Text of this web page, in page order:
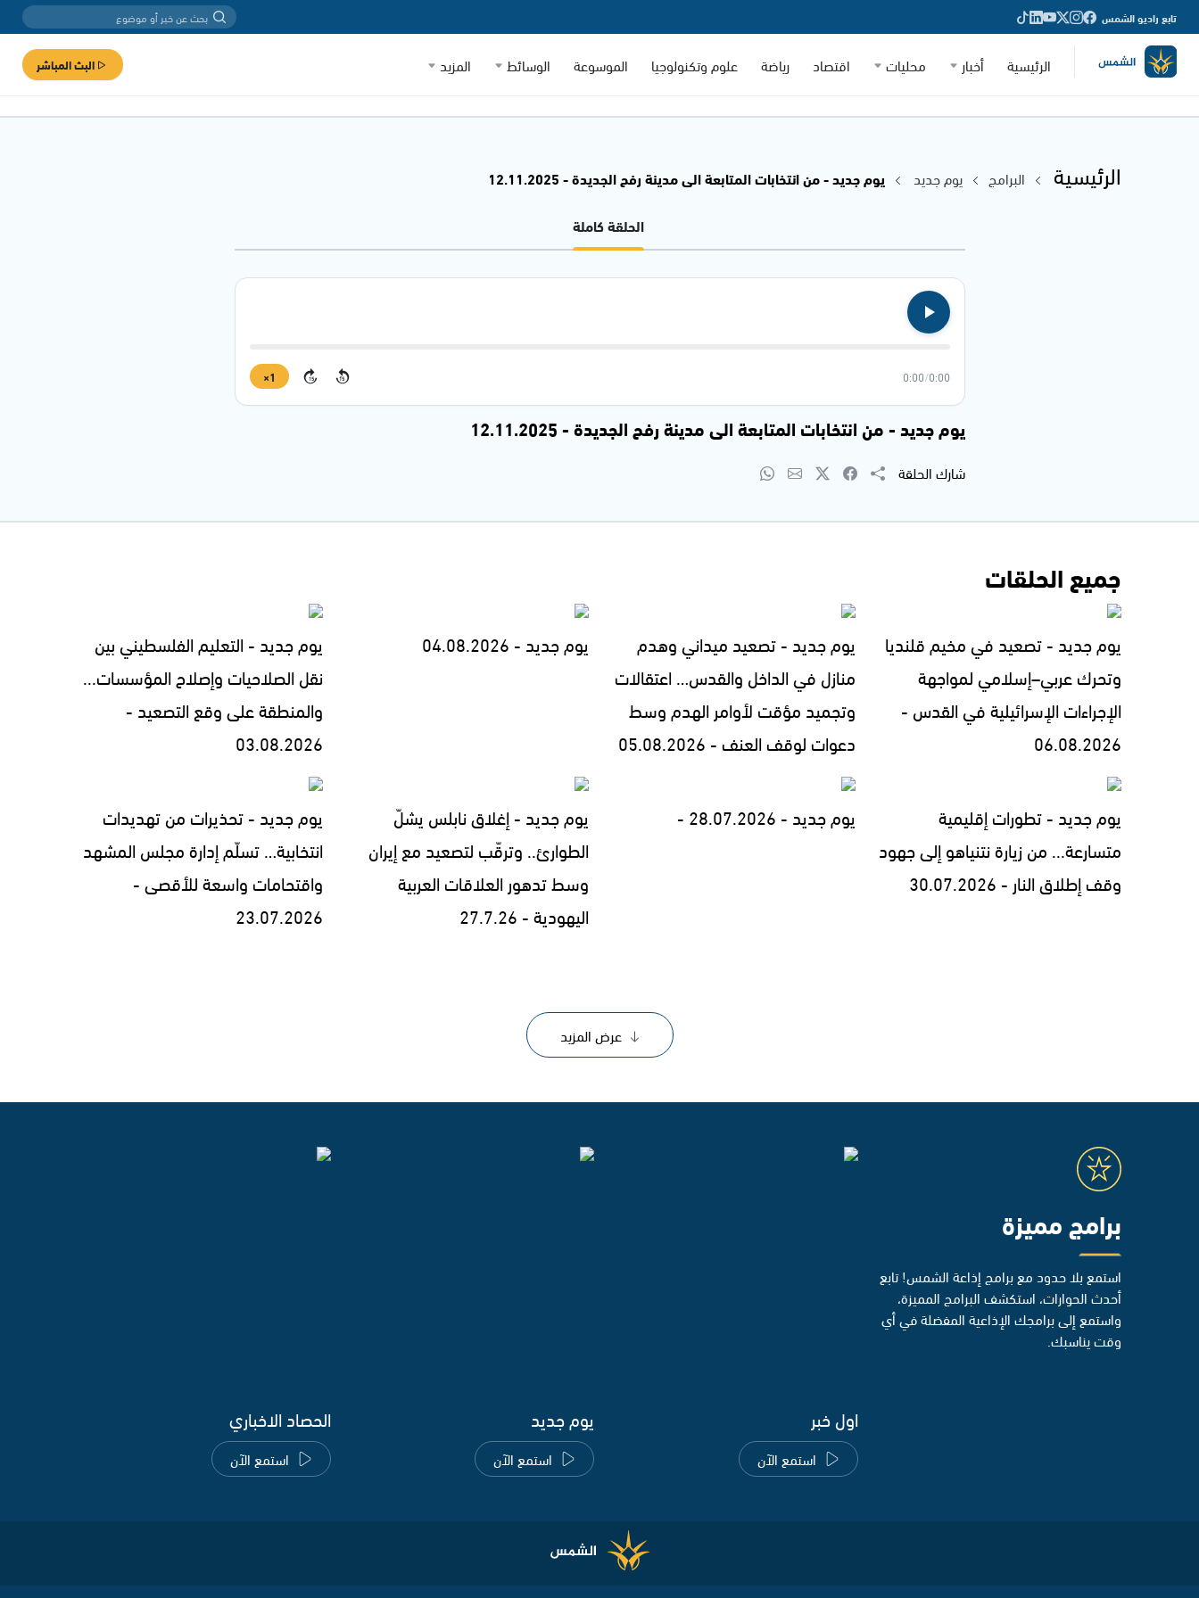
تابع راديو الشمس
الرئيسية أخبار محليات اقتصاد رياضة علوم وتكنولوجيا الموسوعة الوسائط المزيد البث المباشر
الرئيسية البرامج يوم جديد
يوم جديد - من انتخابات المتابعة الى مدينة رفح الجديدة - 12.11.2025
الحلقة كاملة
0:00
/
0:00
15
15
1×
يوم جديد - من انتخابات المتابعة الى مدينة رفح الجديدة - 12.11.2025
شارك الحلقة
جميع الحلقات
يوم جديد - تصعيد في مخيم قلنديا
وتحرك عربي–إسلامي لمواجهة
الإجراءات الإسرائيلية في القدس -
06.08.2026
يوم جديد - تصعيد ميداني وهدم
منازل في الداخل والقدس… اعتقالات
وتجميد مؤقت لأوامر الهدم وسط
دعوات لوقف العنف - 05.08.2026
يوم جديد - 04.08.2026
يوم جديد - التعليم الفلسطيني بين
نقل الصلاحيات وإصلاح المؤسسات...
والمنطقة على وقع التصعيد -
03.08.2026
يوم جديد - تطورات إقليمية
متسارعة... من زيارة نتنياهو إلى جهود
وقف إطلاق النار - 30.07.2026
يوم جديد - 28.07.2026 -
يوم جديد - إغلاق نابلس يشلّ
الطوارئ.. وترقّب لتصعيد مع إيران
وسط تدهور العلاقات العربية
اليهودية - 27.7.26
يوم جديد - تحذيرات من تهديدات
انتخابية… تسلّم إدارة مجلس المشهد
واقتحامات واسعة للأقصى -
23.07.2026
عرض المزيد
برامج مميزة
استمع بلا حدود مع برامج إذاعة الشمس! تابع
أحدث الحوارات، استكشف البرامج المميزة،
واستمع إلى برامجك الإذاعية المفضلة في أي
وقت يناسبك.
اول خبر
استمع الآن
يوم جديد
استمع الآن
الحصاد الاخباري
استمع الآن